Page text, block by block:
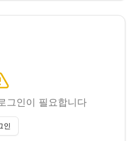
그인이 필요합니다
인